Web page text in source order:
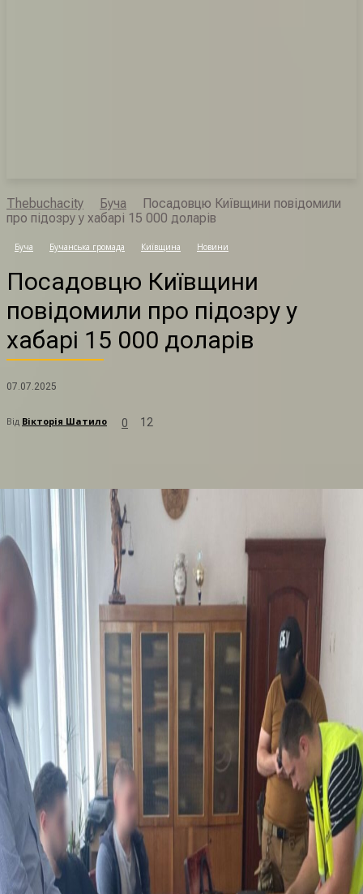
Thebuchacity Буча
Посадовцю Київщини повідомили
про підозру у хабарі 15 000 доларів
Буча Бучанська громада Київщина Новини
Посадовцю Київщини
повідомили про підозру у
хабарі 15 000 доларів
07.07.2025
Від Вікторія Шатило 0 12